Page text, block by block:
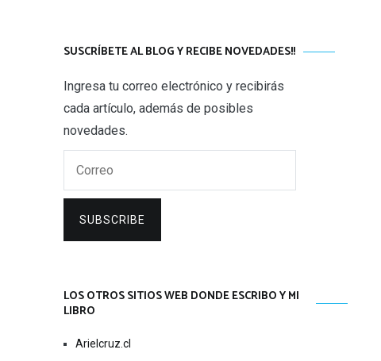
SUSCRÍBETE AL BLOG Y RECIBE NOVEDADES!!
Ingresa tu correo electrónico y recibirás
cada artículo, además de posibles
novedades.
SUBSCRIBE
LOS OTROS SITIOS WEB DONDE ESCRIBO Y MI
LIBRO
Arielcruz.cl